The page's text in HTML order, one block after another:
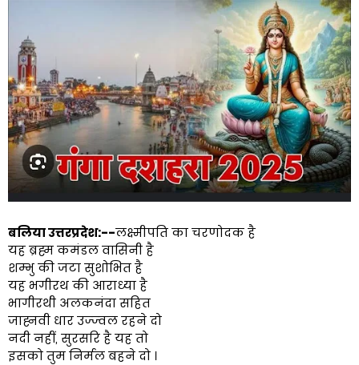
बलिया उत्तरप्रदेश:--लक्ष्मीपति का चरणोदक है
यह ब्रह्म कमंडल वासिनी है
शम्भु की जटा सुशोभित है
यह भगीरथ की आराध्या है
भागीरथी अलकनंदा सहित
जाह्नवी धार उज्ज्वल रहने दो
नदी नहीं, सुरसरि है यह तो
इसको तुम निर्मल बहने दो ।